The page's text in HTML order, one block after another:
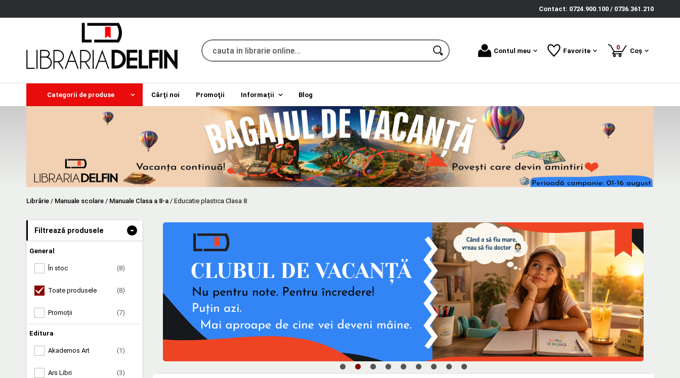
Contact: 0724.900.100 / 0736.361.210
Contul meu Favorite 0produse
Coș
Categorii de produse Cărţi noi Promoţii Informații Blog
Librărie / Manuale scolare / Manuale Clasa a 8-a / Educatie plastica Clasa 8
Filtrează produsele -
General
În stoc (8)
Toate produsele (8)
Promoții (7)
Editura
Akademos Art (1)
Ars Libri (3)